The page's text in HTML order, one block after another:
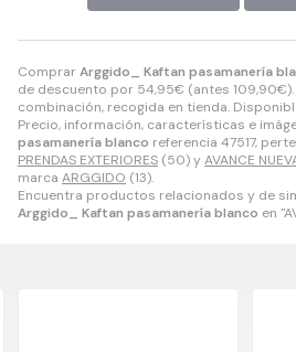
ComprarArggido_ Kaftan pasamanería
de descuento por 54,95€ (antes 109,90€
combinación, recogida en tienda.
Precio, información, características e
pasamanería blanco referencia 47517,
PRENDAS EXTERIORES (50) y AVANCE
marca ARGGIDO (13).
Encuentra productos relacionados y de
Arggido_ Kaftan pasamanería blanco en